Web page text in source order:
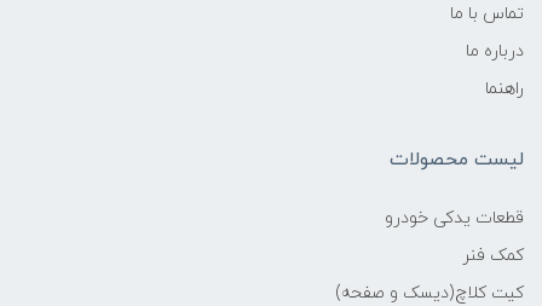
تماس با ما
درباره ما
راهنما
لیست محصولات
قطعات یدکی خودرو
کمک فنر
کیت کلاچ(دیسک و صفحه)